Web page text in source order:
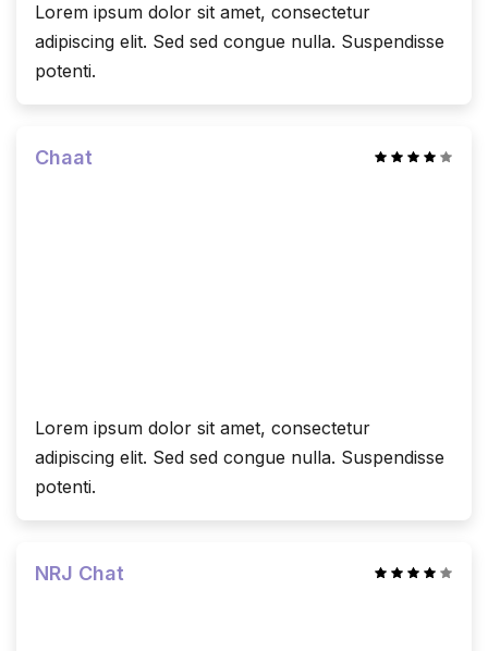
Lorem ipsum dolor sit amet, consectetur
adipiscing elit. Sed sed congue nulla. Suspendisse
potenti.
Chaat
Lorem ipsum dolor sit amet, consectetur
adipiscing elit. Sed sed congue nulla. Suspendisse
potenti.
NRJ Chat